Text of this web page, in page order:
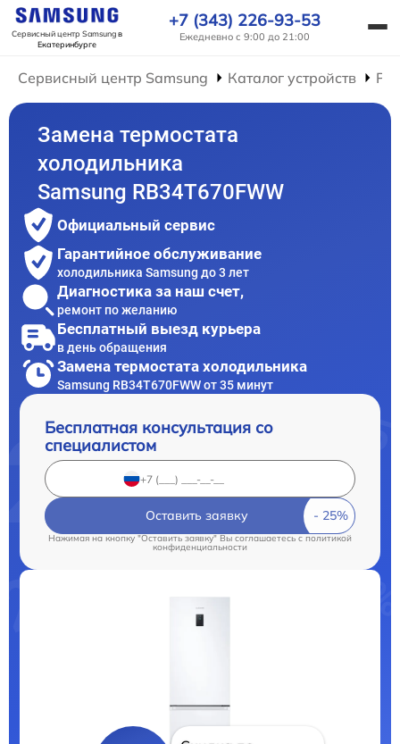
Сервисный центр Samsungв
Екатеринбурге
+7 (343) 226-93-53
Ежедневно с 9:00 до 21:00
Сервисный центр Samsung Каталог устройств
Замена термостата
холодильника
Samsung RB34T670FWW
Официальный сервис
Гарантийное обслуживание
холодильника Samsung до 3 лет
Диагностика за наш счет,
ремонт по желанию
Бесплатный выезд курьера
в день обращения
Замена термостата холодильника
Samsung RB34T670FWW от 35 минут
Бесплатная консультация со
специалистом
Оставить заявку
Нажимая на кнопку "Оставить заявку" Вы соглашаетесь c политикой
конфиденциальности